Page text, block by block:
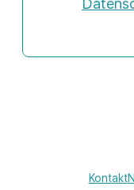
Kontakt